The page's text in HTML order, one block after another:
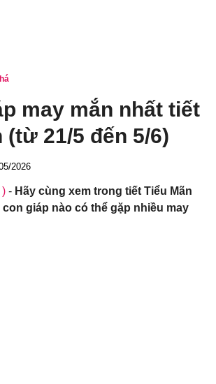
may mắn nhất tiết
(từ 21/5 đến 5/6)
2026
) - Hãy cùng xem trong tiết Tiểu Mãn
giáp nào có thể gặp nhiều may